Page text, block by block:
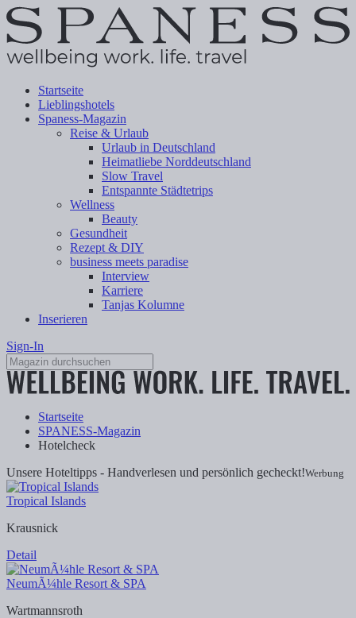
Startseite
Lieblingshotels
Spaness-Magazin
Reise & Urlaub
Urlaub in Deutschland
Heimatliebe Norddeutschland
Slow Travel
Entspannte Städtetrips
Wellness
Beauty
Gesundheit
Rezept & DIY
business meets paradise
Interview
Karriere
Tanjas Kolumne
Inserieren
Sign-In
Startseite
SPANESS-Magazin
Hotelcheck
Unsere Hoteltipps - Handverlesen und persönlich gecheckt!Werbung
Tropical Islands
Krausnick
Detail
NeumÃ¼hle Resort & SPA
Wartmannsroth